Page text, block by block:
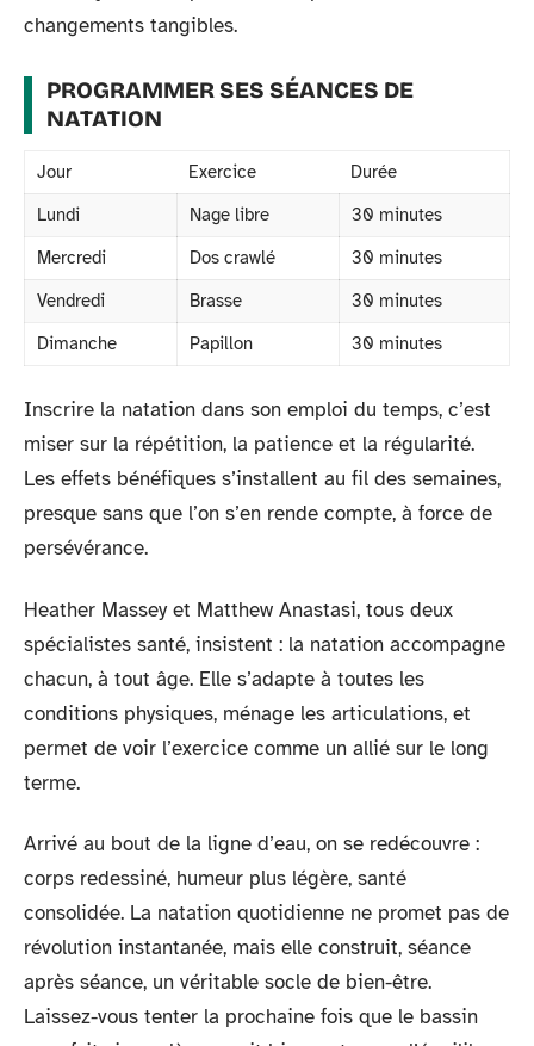
changements tangibles.
PROGRAMMER SES SÉANCES DE
NATATION
Jour Exercice
Durée
Lundi
Nage libre
30 minutes
Mercredi
Dos crawlé
30 minutes
Vendredi
Brasse
30 minutes
Dimanche
Papillon 30 minutes
Inscrire la natation dans son emploi du temps, c’est
miser sur la répétition, la patience et la régularité.
Les effets bénéfiques s’installent au fil des semaines,
presque sans que l’on s’en rende compte, à force de
persévérance.
Heather Massey et Matthew Anastasi, tous deux
spécialistes santé, insistent : la natation accompagne
chacun, à tout âge. Elle s’adapte à toutes les
conditions physiques, ménage les articulations, et
permet de voir l’exercice comme un allié sur le long
terme.
Arrivé au bout de la ligne d’eau, on se redécouvre :
corps redessiné, humeur plus légère, santé
consolidée. La natation quotidienne ne promet pas de
révolution instantanée, mais elle construit, séance
après séance, un véritable socle de bien-être.
Laissez-vous tenter la prochaine fois que le bassin